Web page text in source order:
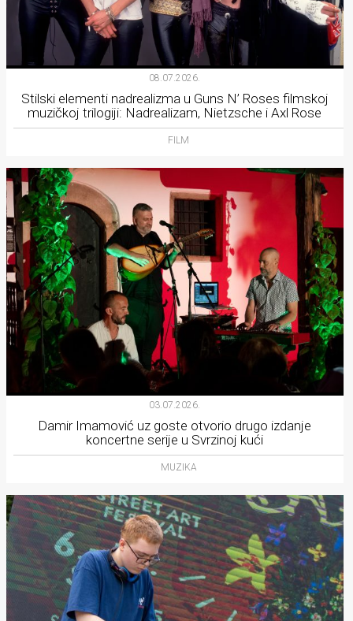
08.07.2026.
Stilski elementi nadrealizma u Guns N’ Roses filmskoj
muzičkoj trilogiji: Nadrealizam, Nietzsche i Axl Rose
FILM
03.07.2026.
Damir Imamović uz goste otvorio drugo izdanje
koncertne serije u Svrzinoj kući
MUZIKA